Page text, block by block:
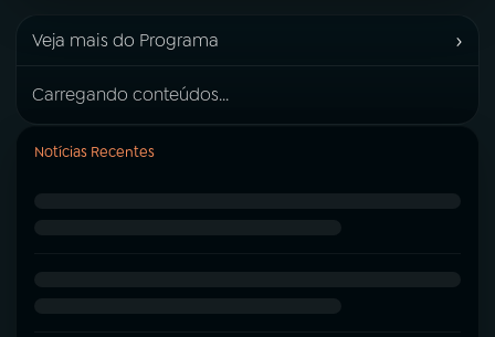
Veja mais do Programa ›
Carregando conteúdos...
Notícias Recentes